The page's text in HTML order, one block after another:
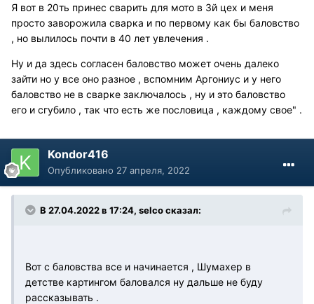
Я вот в 20ть принес сварить для мото в 3й цех и меня
просто заворожила сварка и по первому как бы баловство
, но вылилось почти в 40 лет увлечения .
Ну и да здесь согласен баловство может очень далеко
зайти но у все оно разное , вспомним Аргониус и у него
баловство не в сварке заключалось , ну и это баловство
его и сгубило , так что есть же пословица , каждому свое" .
Kondor416
Опубликовано 27 апреля, 2022
В 27.04.2022 в 17:24, selco сказал:
Вот с баловства все и начинается , Шумахер в
детстве картингом баловался ну дальше не буду
рассказывать .